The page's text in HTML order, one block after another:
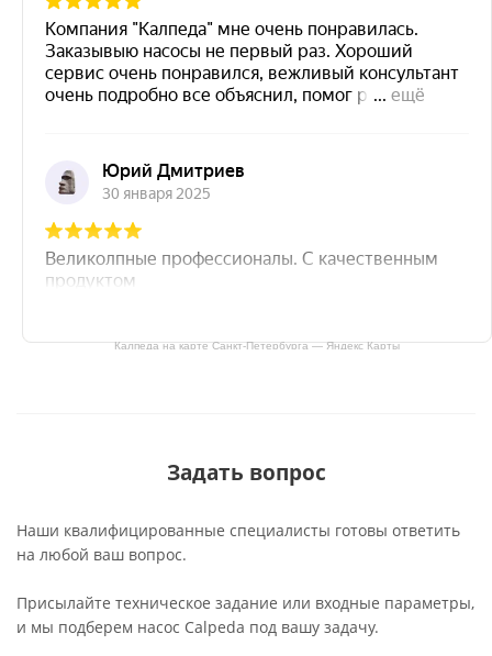
Калпеда на карте Санкт‑Петербурга — Яндекс Карты
Задать вопрос
Наши квалифицированные специалисты готовы ответить
на любой ваш вопрос.
Присылайте техническое задание или входные параметры,
и мы подберем насос Calpeda под вашу задачу.